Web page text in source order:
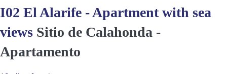
I02 El Alarife - Apartment with sea
views Sitio de Calahonda -
Apartamento